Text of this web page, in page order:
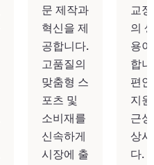
문 제작과
혁신을 제
공합니다.
고품질의
맞춤형 스
포츠 및
소비재를
신속하게
시장에 출
교
의
용
합
편
지
근
상
다.